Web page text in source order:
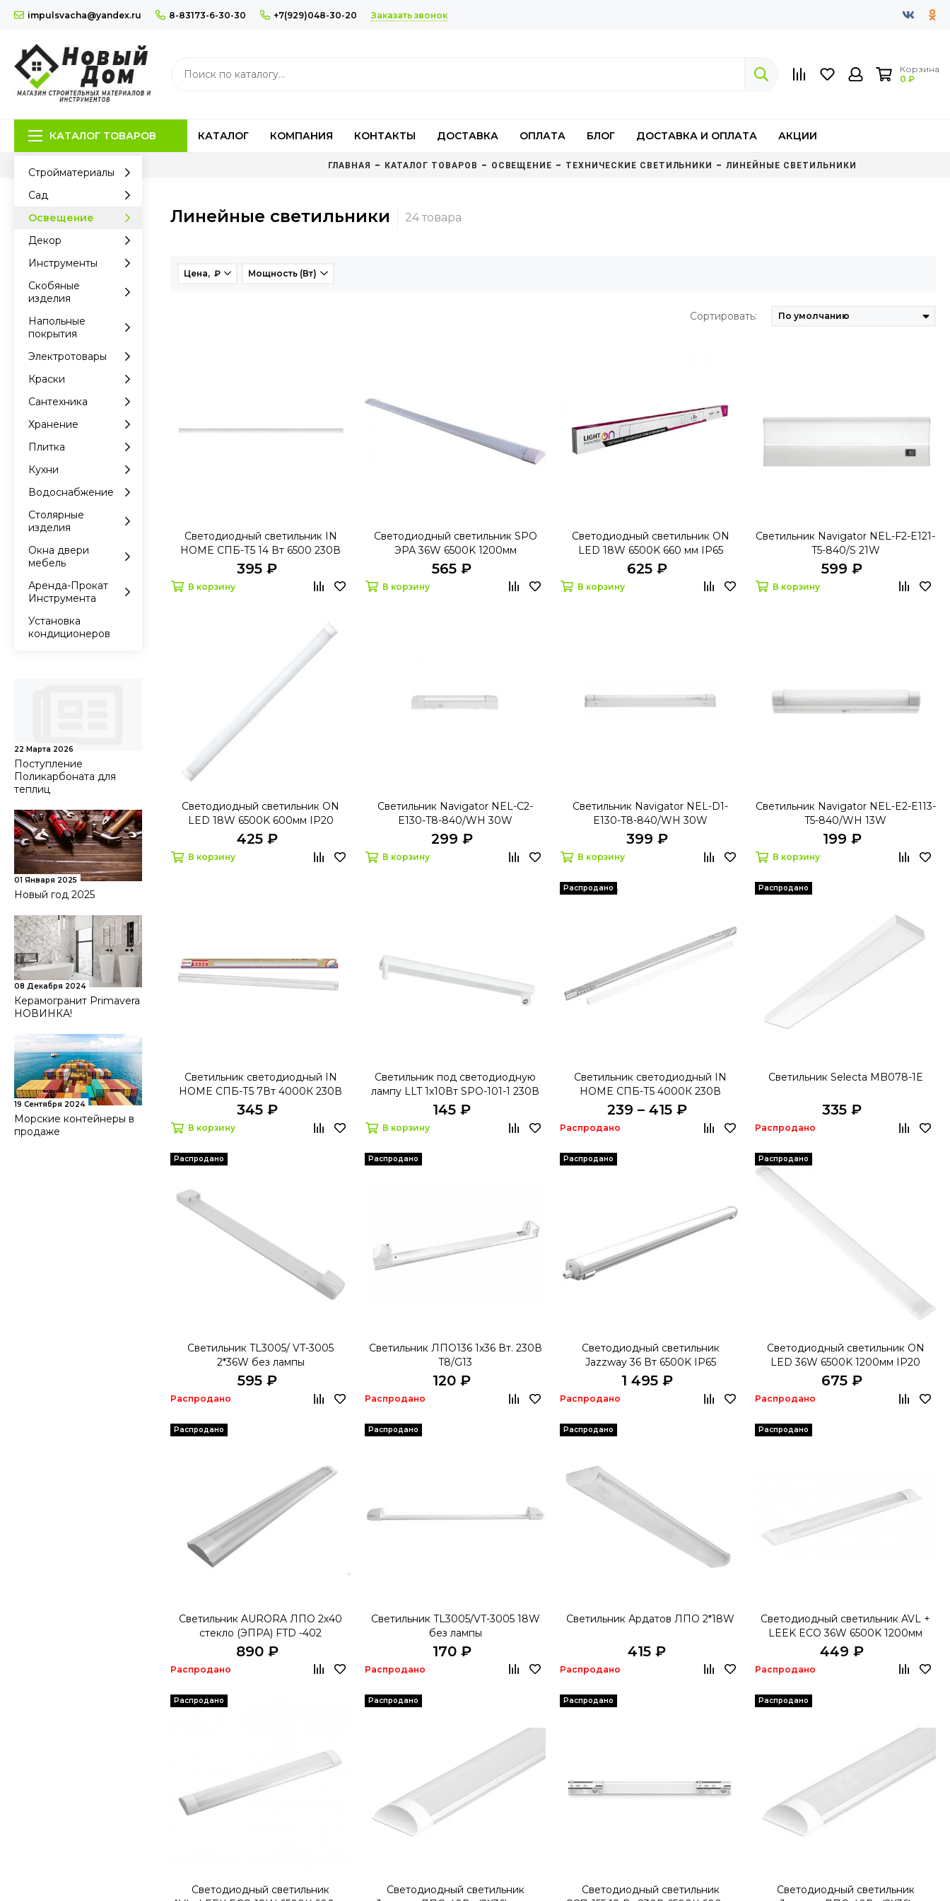
impulsvacha@yandex.ru 8-83173-6-30-30 +7(929)048-30-20 Заказать звонок
Корзина
0 ₽
КАТАЛОГ ТОВАРОВ КАТАЛОГ КОМПАНИЯ КОНТАКТЫ ДОСТАВКА ОПЛАТА БЛОГ ДОСТАВКА И ОПЛАТА АКЦИИ
ГЛАВНАЯ КАТАЛОГ ТОВАРОВ ОСВЕЩЕНИЕ ТЕХНИЧЕСКИЕ СВЕТИЛЬНИКИ ЛИНЕЙНЫЕ СВЕТИЛЬНИКИ
Стройматериалы
Сад
Освещение
Декор
Инструменты
Скобяные
изделия
Напольные
покрытия
Электротовары
Краски
Сантехника
Хранение
Плитка
Кухни
Водоснабжение
Столярные
изделия
Окна двери
мебель
Аренда-Прокат
Инструмента
Установка
кондиционеров
22 Марта 2026
Поступление
Поликарбоната для
теплиц
01 Января 2025
Новый год 2025
08 Декабря 2024
Керамогранит Primavera
НОВИНКА!
19 Сентября 2024
Морские контейнеры в
продаже
Линейные светильники
Цена, ₽ Мощность (Вт)
Сортировать:
Светодиодный светильник IN
HOME СПБ-Т5 14 Вт 6500 230В
1200 мм
395 ₽
В корзину
Светодиодный светильник SPO
ЭРА 36W 6500K 1200мм
565 ₽
В корзину
Светодиодный светильник ON
LED 18W 6500K 660 мм IP65
625 ₽
В корзину
Светильник Navigator NEL-F2-E121-
T5-840/S 21W
599 ₽
В корзину
Светодиодный светильник ON
LED 18W 6500K 600мм IP20
425 ₽
В корзину
Светильник Navigator NEL-C2-
E130-T8-840/WH 30W
299 ₽
В корзину
Светильник Navigator NEL-D1-
E130-T8-840/WH 30W
399 ₽
В корзину
Светильник Navigator NEL-E2-E113-
T5-840/WH 13W
199 ₽
В корзину
Светильник светодиодный IN
HOME СПБ-Т5 7Вт 4000К 230В
345 ₽
В корзину
Светильник под светодиодную
лампу LLT 1х10Вт SPO-101-1 230В
LED-T8/G13 600мм
145 ₽
В корзину
Распродано
Светильник светодиодный IN
HOME СПБ-Т5 4000К 230В
239 – 415 ₽
Распродано
Распродано
Светильник Selecta MB078-1E
335 ₽
Распродано
Распродано
Светильник TL3005/ VT-3005
2*36W без лампы
595 ₽
Распродано
Распродано
Светильник ЛПО136 1х36 Вт. 230В
T8/G13
120 ₽
Распродано
Распродано
Светодиодный светильник
Jazzway 36 Вт 6500K IP65
1 495 ₽
Распродано
Распродано
Светодиодный светильник ON
LED 36W 6500K 1200мм IP20
675 ₽
Распродано
Распродано
Светильник AURORA ЛПО 2х40
стекло (ЭПРА) FTD -402
890 ₽
Распродано
Распродано
Светильник TL3005/VT-3005 18W
без лампы
170 ₽
Распродано
Распродано
Светильник Ардатов ЛПО 2*18W
415 ₽
Распродано
Распродано
Светодиодный светильник AVL +
LEEK ECO 36W 6500K 1200мм
449 ₽
Распродано
Распродано
Светодиодный светильник
Распродано
Светодиодный светильник
Распродано
Светодиодный светильник
Распродано
Светодиодный светильник